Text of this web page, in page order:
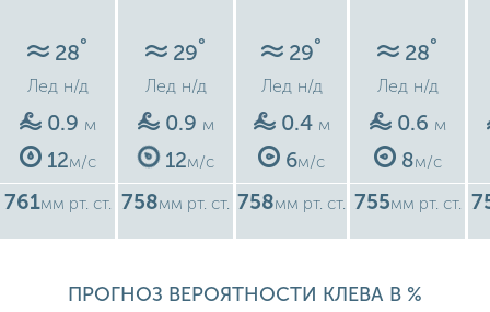
28°
Лед н/д
0.9 м
12м/с
761мм рт. ст.
29°
Лед н/д
0.9 м
12м/с
758мм рт. ст.
29°
Лед н/д
0.4 м
6м/с
758мм рт. ст.
28°
Лед н/д
0.6 м
8м/с
755мм рт. ст.
ПРОГНОЗ ВЕРОЯТНОСТИ КЛЕВА В %